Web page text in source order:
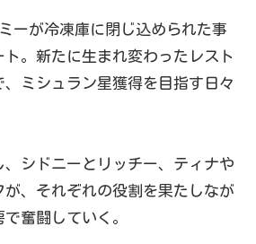
ーが冷凍庫に閉じ込められた事
。新たに生まれ変わったレスト
、ミシュラン星獲得を目指す日々
、シドニーとリッチー、ティナや
が、それぞれの役割を果たしなが
奮闘していく。